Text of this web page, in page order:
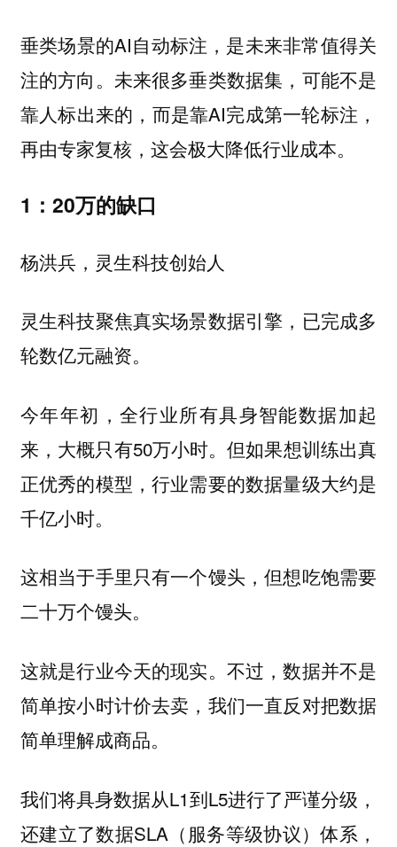
垂类场景的AI自动标注，是未来非常值得关
注的方向。未来很多垂类数据集，可能不是
靠人标出来的，而是靠AI完成第一轮标注，
再由专家复核，这会极大降低行业成本。
1：20万的缺口
杨洪兵，灵生科技创始人
灵生科技聚焦真实场景数据引擎，已完成多
轮数亿元融资。
今年年初，全行业所有具身智能数据加起
来，大概只有50万小时。但如果想训练出真
正优秀的模型，行业需要的数据量级大约是
千亿小时。
这相当于手里只有一个馒头，但想吃饱需要
二十万个馒头。
这就是行业今天的现实。不过，数据并不是
简单按小时计价去卖，我们一直反对把数据
简单理解成商品。
我们将具身数据从L1到L5进行了严谨分级，
还建立了数据SLA（服务等级协议）体系，